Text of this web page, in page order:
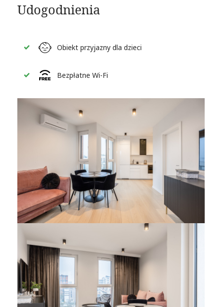
Udogodnienia
Obiekt przyjazny dla dzieci
Bezpłatne Wi-Fi